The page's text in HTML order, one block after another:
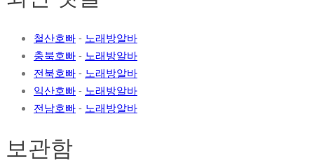
철산호빠 - 노래방알바
충북호빠 - 노래방알바
전북호빠 - 노래방알바
익산호빠 - 노래방알바
전남호빠 - 노래방알바
보관함